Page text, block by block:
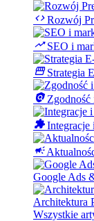
code Rozwój
trending_up SEO i
storefront Strategia
policy Zgodność
extension Integracje
campaign
Google Ads
Architektura
Wszystkie